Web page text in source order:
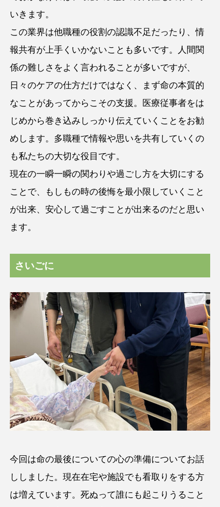
いきます。
この業界は他職種の役割の認識不足だったり、情
報共有が上手くいかないことも多いです。人間関
係の難しさをよく言われることが多いですが、
日々のケアの仕方だけではなく、まず命の本質的
なことがあってからこその支援。医療従事者をは
じめから巻き込みしっかり伝えていくことをお勧
めします。多職種で情報や思いを共有していくの
も私たちの大切な役目です。
現在の一瞬一瞬の関わりや過ごし方を大切にする
ことで、もしもの時の後悔を最小限していくこと
が出来、安心して過ごすことが出来るのだと思い
ます。
さいごに
今回は命の最後についての心の準備についてお話
ししました。現在在宅や施設でも看取りをする方
は増えています。死ぬって誰にも起こりうること